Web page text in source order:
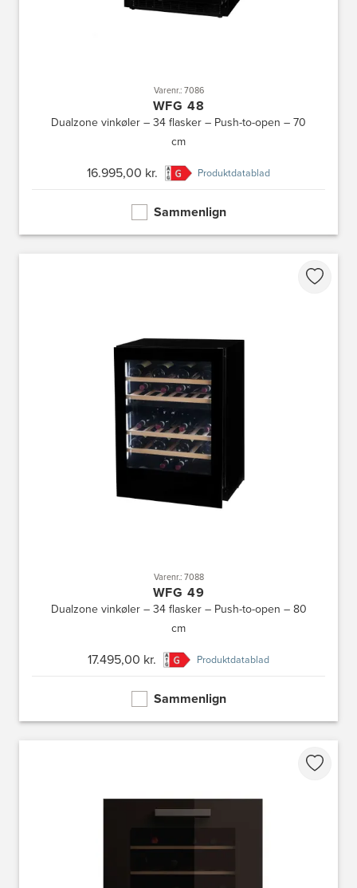
Varenr.: 7086
WFG 48
Dualzone vinkøler – 34 flasker – Push-to-open – 70
cm
16.995,00 kr. Produktdatablad
Sammenlign
Varenr.: 7088
WFG 49
Dualzone vinkøler – 34 flasker – Push-to-open – 80
cm
17.495,00 kr. Produktdatablad
Sammenlign